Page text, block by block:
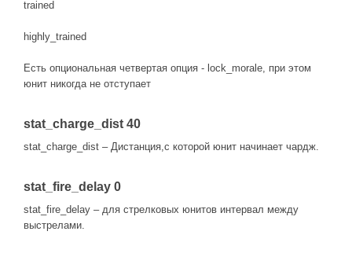
trained
highly_trained
Есть опциональная четвертая опция - lock_morale, при этом
юнит никогда не отступает
stat_charge_dist 40
stat_charge_dist – Дистанция,с которой юнит начинает чардж.
stat_fire_delay 0
stat_fire_delay – для стрелковых юнитов интервал между
выстрелами.